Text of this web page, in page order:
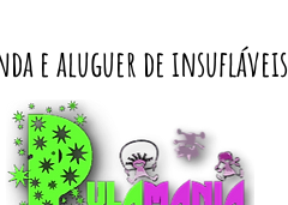
e aluguer de insufláveis